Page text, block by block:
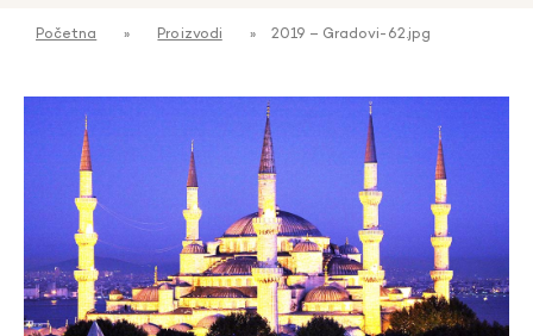
Početna » Proizvodi » 2019 – Gradovi-62.jpg